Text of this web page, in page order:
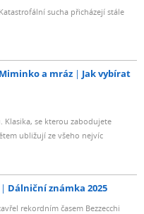
sucha přicházejí stále
Miminko a mráz
Jak vybírat
Klasika, se kterou zabodujete
ubližují ze všeho nejvíc
Dálniční známka 2025
rekordním časem Bezzecchi